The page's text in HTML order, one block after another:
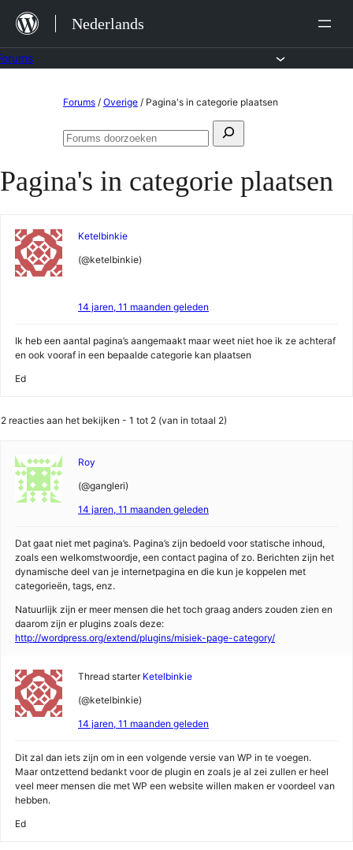
naar
de
Nederlands
Forums / Overige / Pagina's in categorie plaatsen
Zoeken
Forums
Pagina's in categorie plaatsen
Ketelbinkie
(@ketelbinkie)
14 jaren, 11 maanden geleden
Ik heb een aantal pagina’s aangemaakt maar weet niet hoe ik ze achteraf
en ook vooraf in een bepaalde categorie kan plaatsen
Ed
2 reacties aan het bekijken - 1 tot 2 (van in totaal 2)
Roy
(@gangleri)
14 jaren, 11 maanden geleden
Dat gaat niet met pagina’s. Pagina’s zijn bedoeld voor statische inhoud,
zoals een welkomstwoordje, een contact pagina of zo. Berichten zijn het
dynamische deel van je internetpagina en die kun je koppelen met
categorieën, tags, enz.
Natuurlijk zijn er meer mensen die het toch graag anders zouden zien en
daarom zijn er plugins zoals deze:
http://wordpress.org/extend/plugins/misiek-page-category/
Thread starter Ketelbinkie
(@ketelbinkie)
14 jaren, 11 maanden geleden
Dit zal dan iets zijn om in een volgende versie van WP in te voegen.
Maar ontzettend bedankt voor de plugin en zoals je al zei zullen er heel
veel meer mensen die met WP een website willen maken er voordeel van
hebben.
Ed